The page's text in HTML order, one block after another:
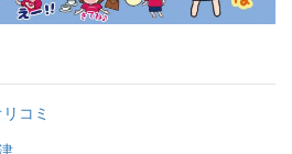
コミ